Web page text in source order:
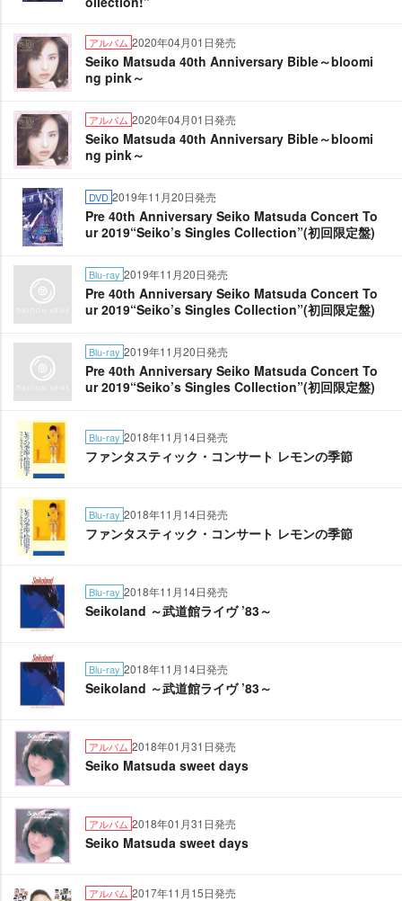
アルバム 2020年04月01日発売
Seiko Matsuda 40th Anniversary Bible～bloomi
ng pink～
アルバム 2020年04月01日発売
Seiko Matsuda 40th Anniversary Bible～bloomi
ng pink～
DVD 2019年11月20日発売
Pre 40th Anniversary Seiko Matsuda Concert To
ur 2019“Seiko’s Singles Collection”(初回限定盤)
Blu-ray 2019年11月20日発売
Pre 40th Anniversary Seiko Matsuda Concert To
ur 2019“Seiko’s Singles Collection”(初回限定盤)
Blu-ray 2019年11月20日発売
Pre 40th Anniversary Seiko Matsuda Concert To
ur 2019“Seiko’s Singles Collection”(初回限定盤)
Blu-ray 2018年11月14日発売
ファンタスティック・コンサート レモンの季節
Blu-ray 2018年11月14日発売
ファンタスティック・コンサート レモンの季節
Blu-ray 2018年11月14日発売
Seikoland ～武道館ライヴ ’83～
Blu-ray 2018年11月14日発売
Seikoland ～武道館ライヴ ’83～
アルバム 2018年01月31日発売
Seiko Matsuda sweet days
アルバム 2018年01月31日発売
Seiko Matsuda sweet days
アルバム 2017年11月15日発売